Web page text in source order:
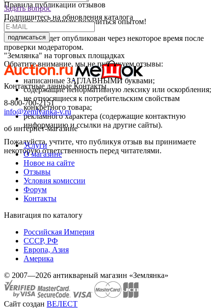
Правила публикации отзывов
Спасибо, что решили поделиться опытом!
Ваш отзыв будет опубликован через некоторое время после
проверки модератором.
Обратите внимание, мы не публикуем отзывы:
написанные ЗАГЛАВНЫМИ буквами;
содержащие ненормативную лексику или оскорбления;
не относящиеся к потребительским свойствам
конкретного товара;
рекламного характера (содержащие контактную
информацию и ссылки на другие сайты).
Пожалуйста, учтите, что публикуя отзыв вы принимаете
некоторую ответственность перед читателями.
Задать вопрос
Подпишитесь на обновления каталога
подписаться
"Землянка" на торговых площадках
Контактные данные Контакты
8-800-700-2151
info@zemlyanka-v.ru
об интернет-магазине
Услуги
О магазине
Новое на сайте
Отзывы
Условия комиссии
Форум
Контакты
Навигация по каталогу
Российская Империя
СССР, РФ
Европа, Азия
Америка
© 2007—2026 антикварный магазин «Землянка»
Сайт создан ВЕЛЕСТ